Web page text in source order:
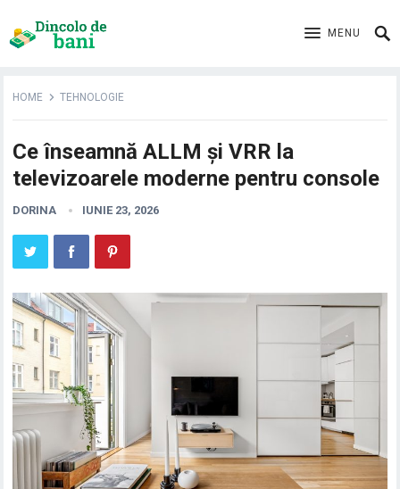
MENU
HOME TEHNOLOGIE
Ce înseamnă ALLM și VRR la
televizoarele moderne pentru console
DORINA IUNIE 23, 2026